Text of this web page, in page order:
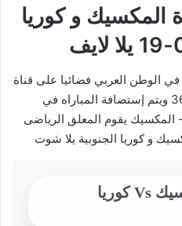
المكسيك و كوريا
الوطن العربي فضائيا على قناة
beIN SPORTS MAX 2 كورة 360 ويتم إستضافة المباراه في
المكسيك يقوم المعلق الرياضى
و كوريا الجنوبية يلا شوت
بطاقة مباراة المكسيك Vs كوريا